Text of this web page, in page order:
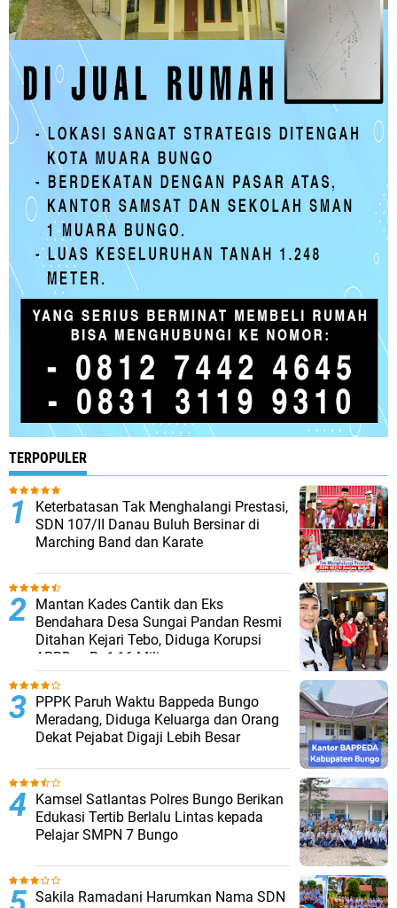
TERPOPULER
Keterbatasan Tak Menghalangi Prestasi,
SDN 107/II Danau Buluh Bersinar di
Marching Band dan Karate
Mantan Kades Cantik dan Eks
Bendahara Desa Sungai Pandan Resmi
Ditahan Kejari Tebo, Diduga Korupsi
APBDes Rp1,16 Miliar
PPPK Paruh Waktu Bappeda Bungo
Meradang, Diduga Keluarga dan Orang
Dekat Pejabat Digaji Lebih Besar
Kamsel Satlantas Polres Bungo Berikan
Edukasi Tertib Berlalu Lintas kepada
Pelajar SMPN 7 Bungo
Sakila Ramadani Harumkan Nama SDN